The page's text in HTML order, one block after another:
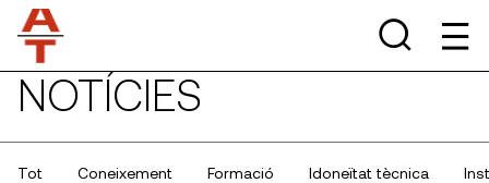
NOTÍCIES
Tot Coneixement Formació Idoneïtat tècnica